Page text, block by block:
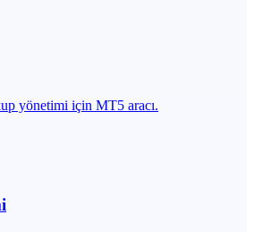
yönetimi için MT5 aracı.